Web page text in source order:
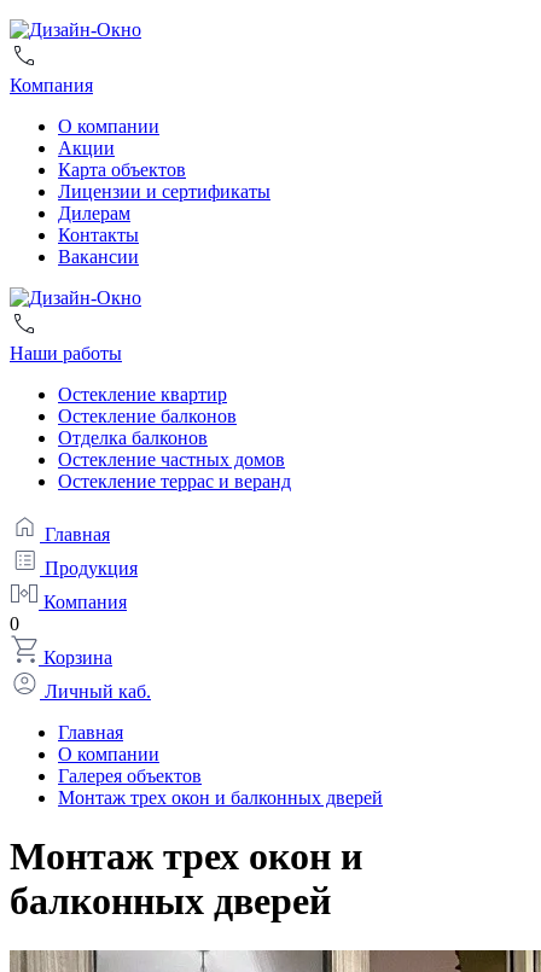
Компания
О компании
Акции
Карта объектов
Лицензии и сертификаты
Дилерам
Контакты
Вакансии
Наши работы
Остекление квартир
Остекление балконов
Отделка балконов
Остекление частных домов
Остекление террас и веранд
Главная
Продукция
Компания
0
Корзина
Личный каб.
Главная
О компании
Галерея объектов
Монтаж трех окон и балконных дверей
Монтаж трех окон и
балконных дверей